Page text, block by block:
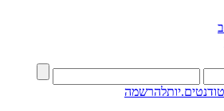
להרשמה